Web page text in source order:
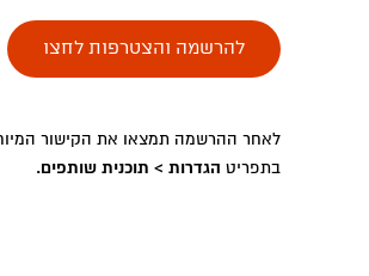
להרשמה והצטרפות לחצו
לאחר ההרשמה תמצאו את הקישור
בתפריט הגדרות > תוכנית שותפים.